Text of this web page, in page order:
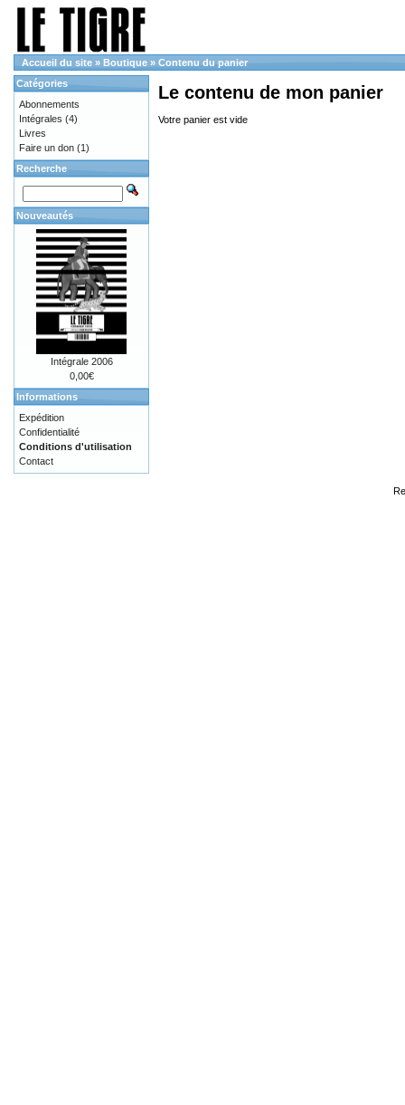
Accueil du site » Boutique » Contenu du panier
Le contenu de mon panier
Votre panier est vide
Catégories
Abonnements
Intégrales (4)
Livres
Faire un don (1)
Recherche
Nouveautés
Intégrale 2006
0,00€
Informations
Expédition
Confidentialité
Conditions d'utilisation
Contact